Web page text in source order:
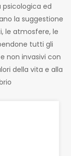
psicologica ed
la suggestione
le atmosfere, le
tutti gli
non invasivi con
della vita e alla